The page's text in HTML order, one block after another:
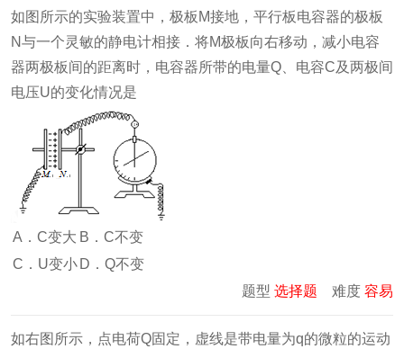
如图所示的实验装置中，极板M接地，平行板电容器的极板
N与一个灵敏的静电计相接．将M极板向右移动，减小电容
器两极板间的距离时，电容器所带的电量Q、电容C及两极间
电压U的变化情况是
A．C变大 B．C不变
C．U变小 D．Q不变
题型 选择题 难度 容易
如右图所示，点电荷Q固定，虚线是带电量为q的微粒的运动